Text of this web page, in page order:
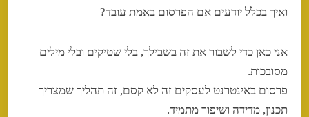
ואיך בכלל יודעים אם הפרסום באמת עובד?
אני כאן כדי לשבור את זה בשבילך, בלי שטיקים ובלי מילים
מסובכות.
פרסום באינטרנט לעסקים זה לא קסם, זה תהליך שמצריך
תכנון, מדידה ושיפור מתמיד.